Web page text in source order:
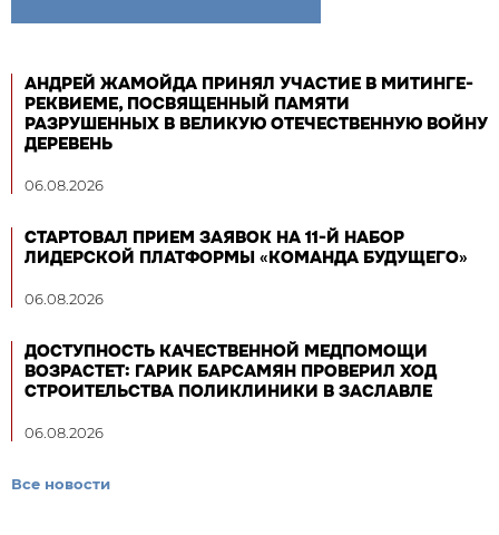
АНДРЕЙ ЖАМОЙДА ПРИНЯЛ УЧАСТИЕ В МИТИНГЕ-
РЕКВИЕМЕ, ПОСВЯЩЕННЫЙ ПАМЯТИ
РАЗРУШЕННЫХ В ВЕЛИКУЮ ОТЕЧЕСТВЕННУЮ ВОЙНУ
ДЕРЕВЕНЬ
06.08.2026
СТАРТОВАЛ ПРИЕМ ЗАЯВОК НА 11-Й НАБОР
ЛИДЕРСКОЙ ПЛАТФОРМЫ «КОМАНДА БУДУЩЕГО»
06.08.2026
ДОСТУПНОСТЬ КАЧЕСТВЕННОЙ МЕДПОМОЩИ
ВОЗРАСТЕТ: ГАРИК БАРСАМЯН ПРОВЕРИЛ ХОД
СТРОИТЕЛЬСТВА ПОЛИКЛИНИКИ В ЗАСЛАВЛЕ
06.08.2026
Все новости